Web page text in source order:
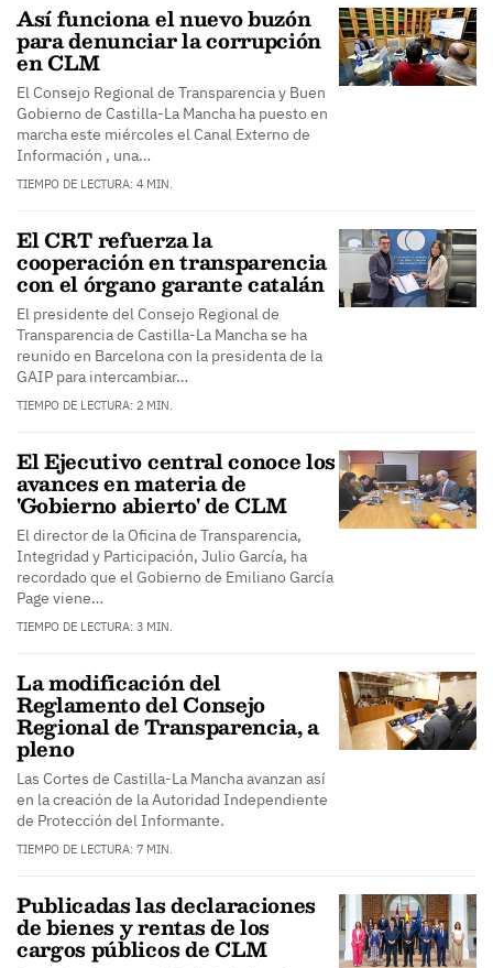
Así funciona el nuevo buzón
para denunciar la corrupción
en CLM
El Consejo Regional de Transparencia y Buen
Gobierno de Castilla-La Mancha ha puesto en
marcha este miércoles el Canal Externo de
Información , una…
TIEMPO DE LECTURA: 4 MIN.
El CRT refuerza la
cooperación en transparencia
con el órgano garante catalán
El presidente del Consejo Regional de
Transparencia de Castilla-La Mancha se ha
reunido en Barcelona con la presidenta de la
GAIP para intercambiar…
TIEMPO DE LECTURA: 2 MIN.
El Ejecutivo central conoce los
avances en materia de
'Gobierno abierto' de CLM
El director de la Oficina de Transparencia,
Integridad y Participación, Julio García, ha
recordado que el Gobierno de Emiliano García
Page viene…
TIEMPO DE LECTURA: 3 MIN.
La modificación del
Reglamento del Consejo
Regional de Transparencia, a
pleno
Las Cortes de Castilla-La Mancha avanzan así
en la creación de la Autoridad Independiente
de Protección del Informante.
TIEMPO DE LECTURA: 7 MIN.
Publicadas las declaraciones
de bienes y rentas de los
cargos públicos de CLM